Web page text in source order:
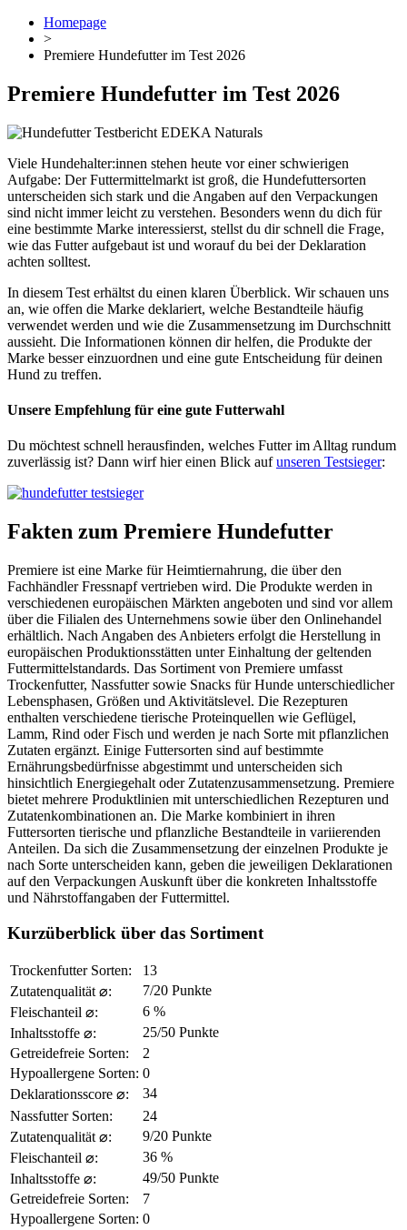
Homepage
>
Premiere Hundefutter im Test 2026
Premiere Hundefutter im Test 2026
Viele Hundehalter:innen stehen heute vor einer schwierigen
Aufgabe: Der Futtermittelmarkt ist groß, die Hundefuttersorten
unterscheiden sich stark und die Angaben auf den Verpackungen
sind nicht immer leicht zu verstehen. Besonders wenn du dich für
eine bestimmte Marke interessierst, stellst du dir schnell die Frage,
wie das Futter aufgebaut ist und worauf du bei der Deklaration
achten solltest.
In diesem Test erhältst du einen klaren Überblick. Wir schauen uns
an, wie offen die Marke deklariert, welche Bestandteile häufig
verwendet werden und wie die Zusammensetzung im Durchschnitt
aussieht. Die Informationen können dir helfen, die Produkte der
Marke besser einzuordnen und eine gute Entscheidung für deinen
Hund zu treffen.
Unsere Empfehlung für eine gute Futterwahl
Du möchtest schnell herausfinden, welches Futter im Alltag rundum
zuverlässig ist? Dann wirf hier einen Blick aufunseren Testsieger:
Fakten zum Premiere Hundefutter
Premiere ist eine Marke für Heimtiernahrung, die über den
Fachhändler Fressnapf vertrieben wird. Die Produkte werden in
verschiedenen europäischen Märkten angeboten und sind vor allem
über die Filialen des Unternehmens sowie über den Onlinehandel
erhältlich. Nach Angaben des Anbieters erfolgt die Herstellung in
europäischen Produktionsstätten unter Einhaltung der geltenden
Futtermittelstandards. Das Sortiment von Premiere umfasst
Trockenfutter, Nassfutter sowie Snacks für Hunde unterschiedlicher
Lebensphasen, Größen und Aktivitätslevel. Die Rezepturen
enthalten verschiedene tierische Proteinquellen wie Geflügel,
Lamm, Rind oder Fisch und werden je nach Sorte mit pflanzlichen
Zutaten ergänzt. Einige Futtersorten sind auf bestimmte
Ernährungsbedürfnisse abgestimmt und unterscheiden sich
hinsichtlich Energiegehalt oder Zutatenzusammensetzung. Premiere
bietet mehrere Produktlinien mit unterschiedlichen Rezepturen und
Zutatenkombinationen an. Die Marke kombiniert in ihren
Futtersorten tierische und pflanzliche Bestandteile in variierenden
Anteilen. Da sich die Zusammensetzung der einzelnen Produkte je
nach Sorte unterscheiden kann, geben die jeweiligen Deklarationen
auf den Verpackungen Auskunft über die konkreten Inhaltsstoffe
und Nährstoffangaben der Futtermittel.
Kurzüberblick über das Sortiment
Trockenfutter Sorten:
13
Zutatenqualität ⌀:
7/20 Punkte
Fleischanteil ⌀:
6 %
Inhaltsstoffe ⌀:
25/50 Punkte
Getreidefreie Sorten:
2
Hypoallergene Sorten: 0
Deklarationsscore ⌀:
34
Nassfutter Sorten:
24
Zutatenqualität ⌀:
9/20 Punkte
Fleischanteil ⌀:
36 %
Inhaltsstoffe ⌀:
49/50 Punkte
Getreidefreie Sorten:
7
Hypoallergene Sorten: 0